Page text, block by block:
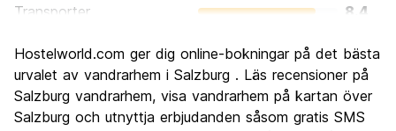
Transporter
8.4
Kultur
9.2
Festa
6.8
Värde för pengarna
7.8
Hostelworld.com ger dig online-bokningar på det bästa
urvalet av vandrarhem i Salzburg . Läs recensioner på
Salzburg vandrarhem, visa vandrarhem på kartan över
Salzburg och utnyttja erbjudanden såsom gratis SMS